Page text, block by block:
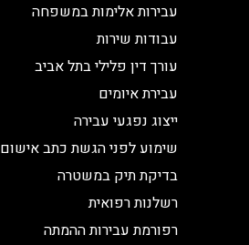
עבירות אלימות במשפחה
עבודות שירות
עורך דין פלילי בתל אביב
עבירת איומים
ייצוג נפגעי עבירה
שימוע לפני הגשת כתב אישום
בדיקת תיק במשטרה
רשלנות רפואית
רפורמת עבירות ההמתה